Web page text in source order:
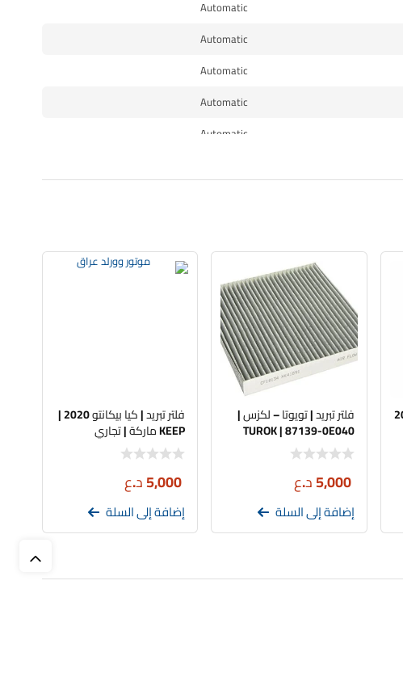
Automatic
Automatic
Automatic
Automatic
Automatic
MANUAL
Automatic
MANUAL
Automatic
MANUAL
Automatic
Automatic
2019 فلتر تبريد | تويوتا – لكزس |
TUROK | 87139-0E040
5,000د.ع
إضافة إلى السلة
فلتر تبريد | كيا بيكانتو 2020 |
KEEP ماركة | تجاري
5,000د.ع
إضافة إلى السلة